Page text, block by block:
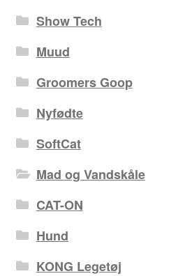
Show Tech
Muud
Groomers Goop
Nyfødte
SoftCat
Mad og Vandskåle
CAT-ON
Hund
KONG Legetøj